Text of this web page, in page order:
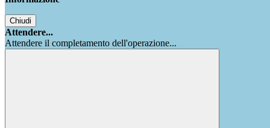
Chiudi
Attendere...
Attendere il completamento dell'operazione...